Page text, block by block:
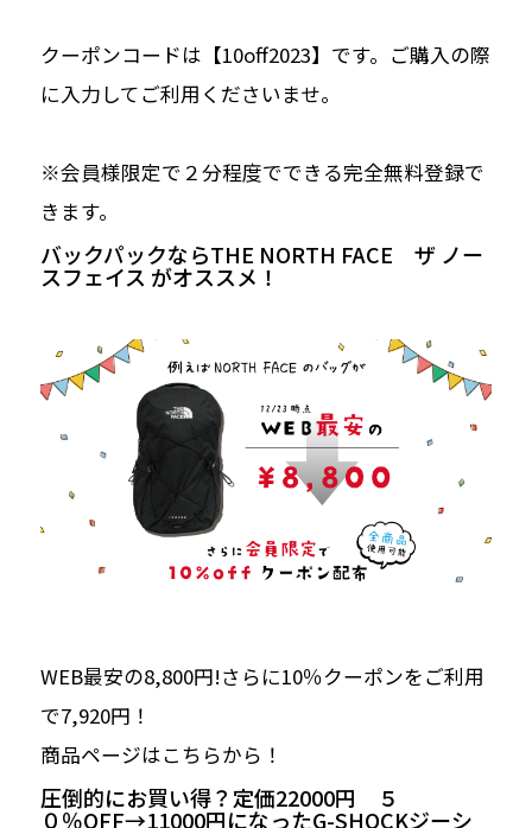
クーポンコードは【10off2023】です。ご購入の際
に入力してご利用くださいませ。
※会員様限定で２分程度でできる完全無料登録で
きます。
バックパックならTHE NORTH FACE ザ ノー
スフェイス がオススメ！
WEB最安の8,800円!さらに10％クーポンをご利用
で7,920円！
商品ページはこちらから！
圧倒的にお買い得？定価22000円 ５
０％OFF→11000円になったG-SHOCKジーシ